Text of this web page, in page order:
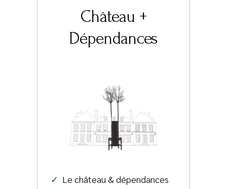
Château +
Dépendances
✓ Le château & dépendances